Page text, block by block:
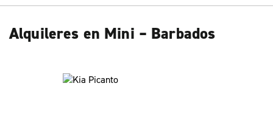
Alquileres en Mini – Barbados